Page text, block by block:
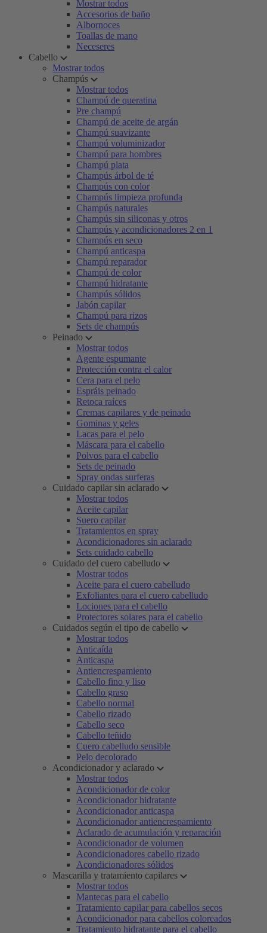
Mostrar todos
Accesorios de baño
Albornoces
Toallas de mano
Neceseres
Cabello
Mostrar todos
Champús
Mostrar todos
Champú de queratina
Pre champú
Champú de aceite de argán
Champú suavizante
Champú voluminizador
Champú para hombres
Champú plata
Champús árbol de té
Champús con color
Champús limpieza profunda
Champús naturales
Champús sin siliconas y otros
Champús y acondicionadores 2 en 1
Champús en seco
Champú anticaspa
Champú reparador
Champú de color
Champú hidratante
Champús sólidos
Jabón capilar
Champú para rizos
Sets de champús
Peinado
Mostrar todos
Agente espumante
Protección contra el calor
Cera para el pelo
Espráis peinado
Retoca raíces
Cremas capilares y de peinado
Gominas y geles
Lacas para el pelo
Máscara para el cabello
Polvos para el cabello
Sets de peinado
Spray ondas surferas
Cuidado capilar sin aclarado
Mostrar todos
Aceite capilar
Suero capilar
Tratamientos en spray
Acondicionadores sin aclarado
Sets cuidado cabello
Cuidado del cuero cabelludo
Mostrar todos
Aceite para el cuero cabelludo
Exfoliantes para el cuero cabelludo
Lociones para el cabello
Protectores solares para el cabello
Cuidados según el tipo de cabello
Mostrar todos
Anticaída
Anticaspa
Antiencrespamiento
Cabello fino y liso
Cabello graso
Cabello normal
Cabello rizado
Cabello seco
Cabello teñido
Cuero cabelludo sensible
Pelo decolorado
Acondicionador y aclarado
Mostrar todos
Acondicionador de color
Acondicionador hidratante
Acondicionador anticaspa
Acondicionador antiencrespamiento
Aclarado de acumulación y reparación
Acondicionador de volumen
Acondicionadores cabello rizado
Acondicionadores sólidos
Mascarilla y tratamiento capilares
Mostrar todos
Mantecas para el cabello
Tratamiento capilar para cabellos secos
Acondicionador para cabellos coloreados
Tratamiento hidratante para el cabello